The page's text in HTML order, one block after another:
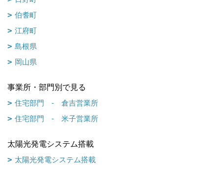
伯耆町
江府町
島根県
岡山県
事業所・部門別で見る
住宅部門 - 倉吉営業所
住宅部門 - 米子営業所
太陽光発電システム搭載
太陽光発電システム搭載